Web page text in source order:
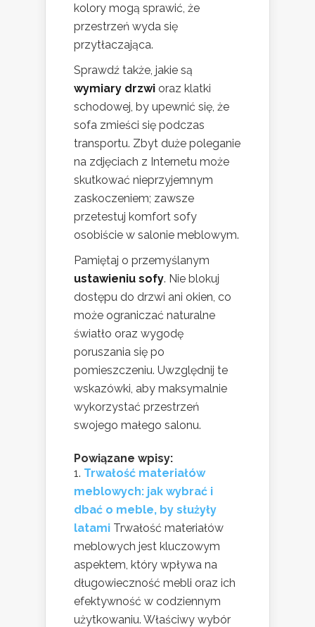
kolory mogą sprawić, że
przestrzeń wyda się
przytłaczająca.
Sprawdź także, jakie są
wymiary drzwi oraz klatki
schodowej, by upewnić się, że
sofa zmieści się podczas
transportu. Zbyt duże poleganie
na zdjęciach z Internetu może
skutkować nieprzyjemnym
zaskoczeniem; zawsze
przetestuj komfort sofy
osobiście w salonie meblowym.
Pamiętaj o przemyślanym
ustawieniu sofy. Nie blokuj
dostępu do drzwi ani okien, co
może ograniczać naturalne
światło oraz wygodę
poruszania się po
pomieszczeniu. Uwzględnij te
wskazówki, aby maksymalnie
wykorzystać przestrzeń
swojego małego salonu.
Powiązane wpisy:
Trwałość materiałów
meblowych: jak wybrać i
dbać o meble, by służyły
latami Trwałość materiałów
meblowych jest kluczowym
aspektem, który wpływa na
długowieczność mebli oraz ich
efektywność w codziennym
użytkowaniu. Właściwy wybór